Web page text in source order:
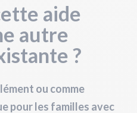
aide
autre
?
ou comme
pour les familles avec